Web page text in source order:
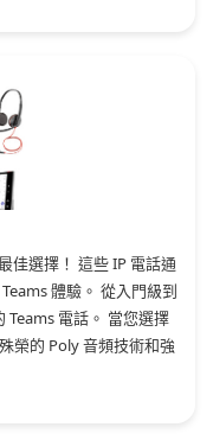
佳選擇！ 這些 IP 電話通
體驗。 從入門級到
Teams 電話。 當您選擇
榮的 Poly 音頻技術和強